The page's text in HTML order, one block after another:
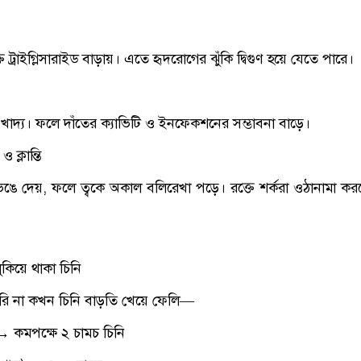
ট্রাইগ্লিসারাইড বাড়ায়। এতে হৃদরোগের ঝুঁকি দ্বিগুণ হয়ে যেতে পারে।
খাদ্য। ফলে দাঁতের ক্যাভিটি ও ইনফেকশনের সম্ভাবনা বাড়ে।
দেয়, ফলে ত্বকে অকাল বলিরেখা পড়ে। রক্তে শর্করা ওঠানামা করলে
থাকা চিনি
না কখন চিনি বাড়তি খেয়ে ফেলি—
২ চামচ চিনি